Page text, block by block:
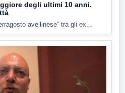
degli ultimi 10 anni.
avellinese” tra gli ex...